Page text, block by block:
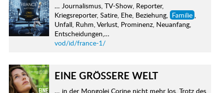
… Journalismus, TV-Show, Reporter,
Kriegsreporter, Satire, Ehe, Beziehung,
Familie ,
Unfall, Ruhm, Verlust, Prominenz, Neuanfang,
Entscheidungen,…
vod/id/france-1/
EINE GRÖSSERE WELT
… in der Mongolei Corine nicht mehr los. Trotz des